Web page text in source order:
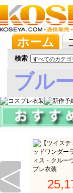
ホーム
抱き枕/
検索
ブル
娘
◁